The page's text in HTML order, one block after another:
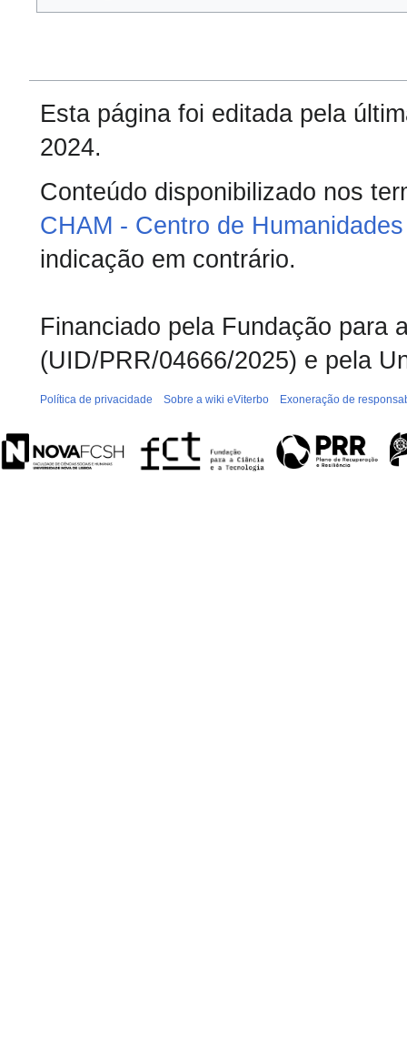
Esta página foi editada pela
2024.
Conteúdo disponibilizado nos
CHAM - Centro de
indicação em contrário.
Financiado pela Fundação para
(UID/PRR/04666/2025) e pela
Política de privacidade Sobre a wiki eViterbo Exoneração de